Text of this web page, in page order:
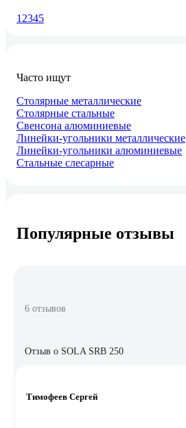
1 2345
Часто ищут
Столярные металлические
Столярные стальные
Свенсона алюминиевые
Линейки-угольники металлические
Линейки-угольники алюминиевые
Стальные слесарные
Популярные отзывы
6 отзывов
Отзыв о SOLA SRB 250
Тимофеев Сергей